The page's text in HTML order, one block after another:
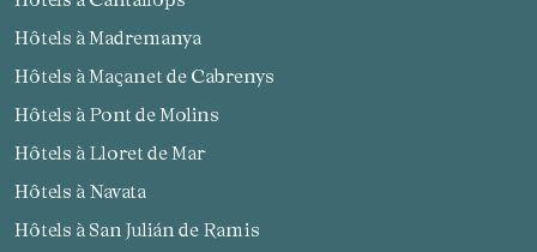
Hôtels à Madremanya
Hôtels à Maçanet de Cabrenys
Hôtels à Pont de Molins
Hôtels à Lloret de Mar
Hôtels à Navata
Hôtels à San Julián de Ramis